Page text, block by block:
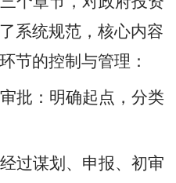
系统规范，核心内容
节的控制与管理：
批：明确起点，分类
过谋划、申报、初审